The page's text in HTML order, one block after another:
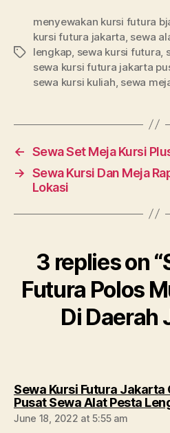
Tags
menyewakan kursi futura
kursi futura jakarta sewa
lengkap sewa kursi futura
sewa kursi futura jakarta
sewa kursi kuliah sewa
← Sewa Set Meja Kursi
→ Sewa Kursi Dan Meja
Lokasi
3 replies on
Futura Polos
Di Daerah
Sewa Kursi Futura Jakarta
Pusat Sewa Alat Pesta
June 18, 2022 at 5:55 am